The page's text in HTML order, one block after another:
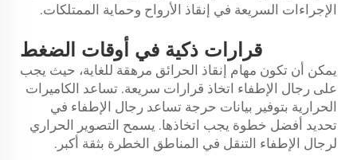
الإجراءات السريعة في إنقاذ الأرواح وحماية الممتلكات.
قرارات ذكية في أوقات الضغط
يمكن أن تكون مهام إنقاذ الحرائق مرهقة للغاية، حيث يجب
على رجال الإطفاء اتخاذ قرارات سريعة. تساعد الكاميرات
الحرارية بتوفير بيانات حرجة تساعد رجال الإطفاء في
تحديد أفضل خطوة يجب اتخاذها. يسمح التصوير الحراري
لرجال الإطفاء التنقل في المناطق الخطرة بثقة أكبر.